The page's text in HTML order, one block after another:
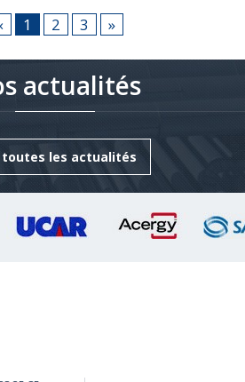
d'une longueur de 45
1 2 3 »
actualités
toutes les actualités